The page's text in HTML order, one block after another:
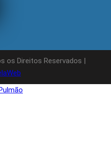
os Direitos Reservados |